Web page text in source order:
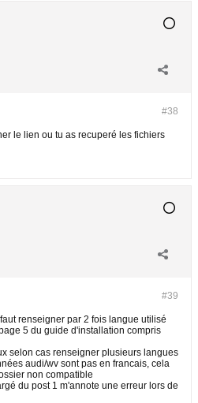
#38
le lien ou tu as recuperé les fichiers
#39
renseigner par 2 fois langue utilisé
5 du guide d'installation compris
selon cas renseigner plusieurs langues
audi/wv sont pas en francais, cela
non compatible
du post 1 m'annote une erreur lors de